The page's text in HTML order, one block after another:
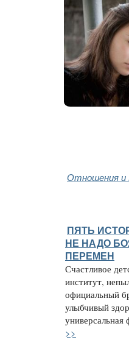
Отношения
ПЯТЬ
НЕ НАДО
ПЕРЕМЕН
Счастливое
институт,
официальный
улыбчивый
универсальная
>>